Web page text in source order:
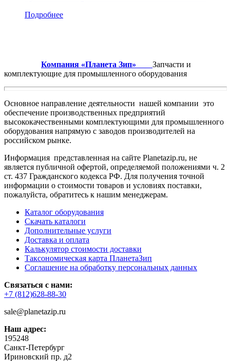
Подробнее
Компания «Планета Зип» Запчасти и
комплектующие для промышленного оборудования
Основное направление деятельности нашей компании это
обеспечение производственных предприятий
высококачественными комплектующими для промышленного
оборудования напрямую с заводов производителей на
российском рынке.
Информация представленная на сайте Planetazip.ru, не
является публичной офертой, определяемой положениями ч. 2
ст. 437 Гражданского кодекса РФ. Для получения точной
информации о стоимости товаров и условиях поставки,
пожалуйста, обратитесь к нашим менеджерам.
Каталог оборудования
Скачать каталоги
Дополнительные услуги
Доставка и оплата
Калькулятор стоимости доставки
Таксономическая карта ПланетаЗип
Соглашение на обработку персональных данных
Связаться с нами:
+7 (812)628-88-30
sale@planetazip.ru
Наш адрес:
195248
Санкт-Петербург
Ириновский пр. д2